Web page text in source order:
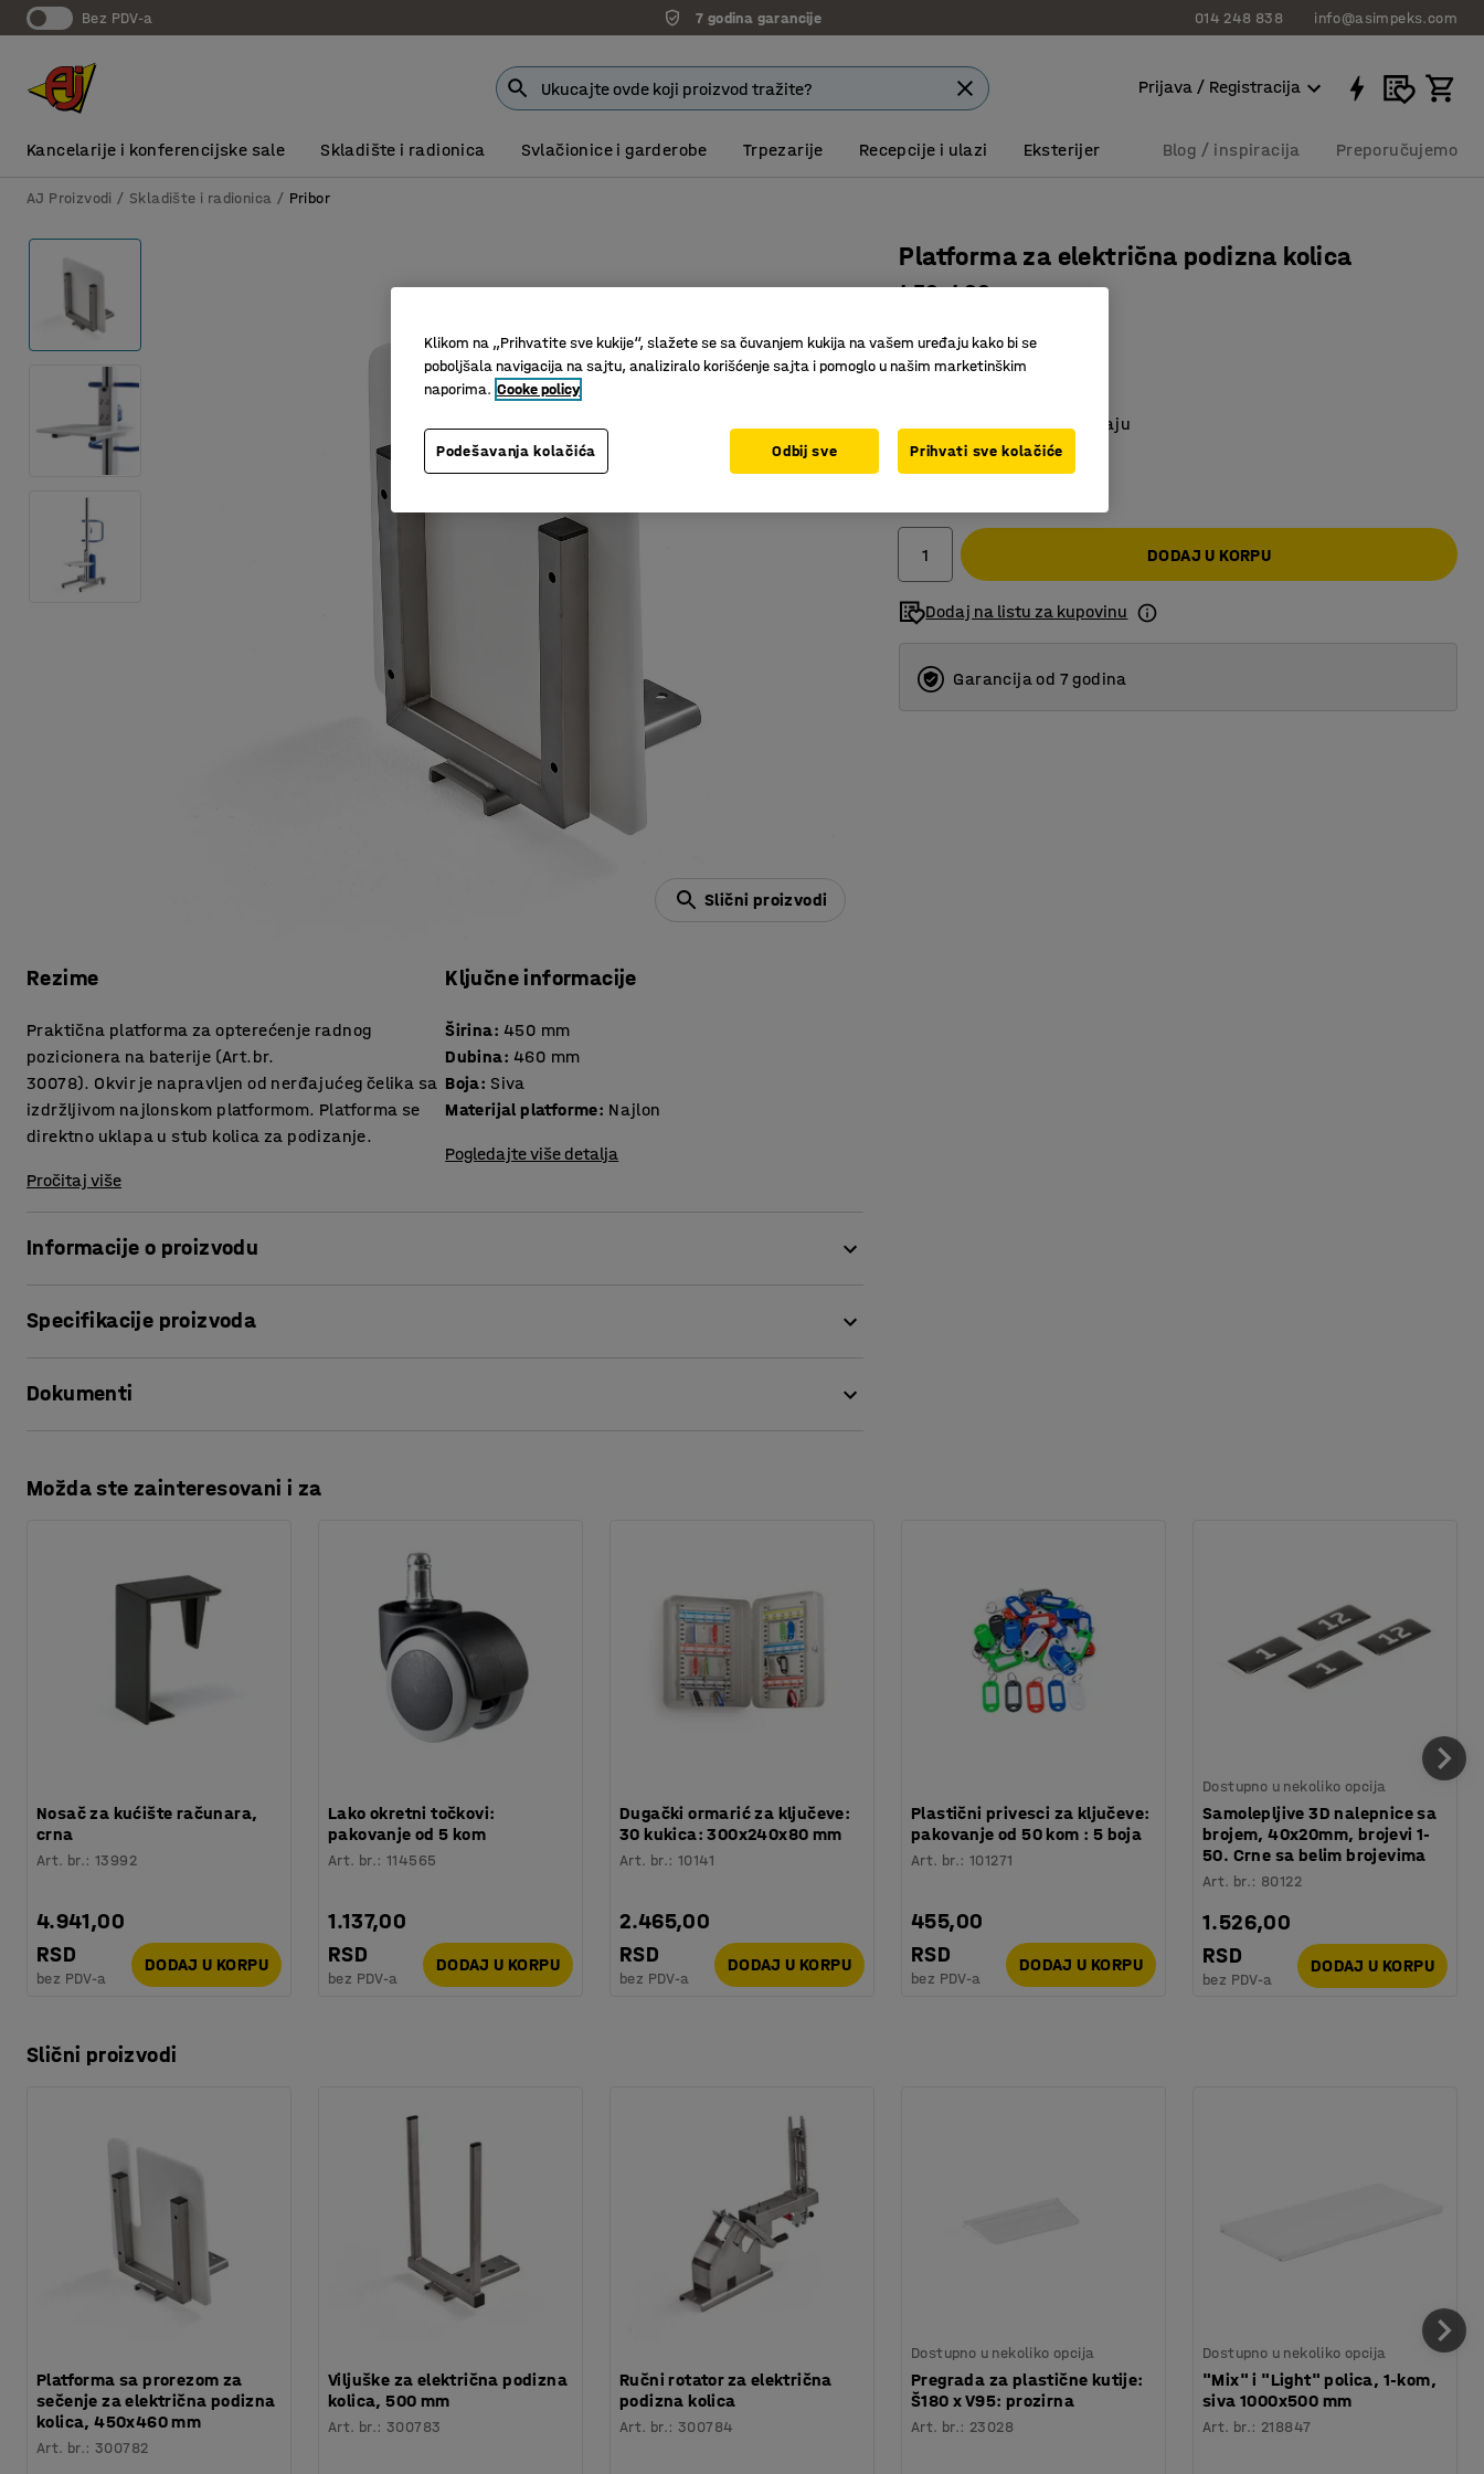
bez PDV-a 7 godina garancije 014 248 838 info@asimpeks.com
Prijava / Registracija
Kancelarije i konferencijske sale Skladište i radionica Svlačionice i garderobe Trpezarije Recepcije i ulazi Eksterijer Blog / inspiracija Preporučujemo
AJ Proizvodi Skladište i radionica Pribor
Slični proizvodi
Rezime
Praktična platforma za opterećenje radnog
pozicionera na baterije (Art.br.
30078). Okvir je napravljen od nerđajućeg čelika sa
izdržljivom najlonskom platformom. Platforma se
direktno uklapa u stub kolica za podizanje.
Pročitaj više
Ključne informacije
Širina: 450 mm
Dubina: 460 mm
Boja: Siva
Materijal platforme: Najlon
Pogledajte više detalja
Informacije o proizvodu
podizanje kolica Art.br. 30078.
Specifikacije proizvoda
Dubina: 460
Materijal stalka
:
Nerđajući čelik
Preporučen broj osoba potrebnih za montažu
Dokumenti
Preuzmite uputstva za održavanje
Platforma za električna podizna kolica
450x460 mm
Nerđajući čelik
Odgovara radnom položaju
43.615,00 RSD
DODAJ U KORPU
Dodaj na listu za kupovinu
Garancija od 7 godina
Možda ste zainteresovani i za
Nosač za kućište računara,
crna
Art. br.:13992
4.941,00
RSD
bez PDV-a
DODAJ U KORPU
Lako okretni točkovi:
pakovanje od 5 kom
Art. br.:114565
1.137,00
RSD
bez PDV-a
DODAJ U KORPU
Dugački ormarić za ključeve:
30 kukica: 300x240x80 mm
Art. br.:10141
2.465,00
RSD
bez PDV-a
DODAJ U KORPU
Plastični privesci za ključeve:
pakovanje od 50 kom : 5 boja
Art. br.:101271
455,00
RSD
bez PDV-a
DODAJ U KORPU
Dostupno u nekoliko opcija
Samolepljive 3D nalepnice sa
brojem, 40x20mm, brojevi 1-
50. Crne sa belim brojevima
Art. br.: 80122
1.526,00
RSD
bez PDV-a
DODAJ U KORPU
Slični proizvodi
Platforma sa prorezom za
sečenje za električna podizna
kolica, 450x460 mm
Art. br.:300782
Viljuške za električna podizna
kolica, 500 mm
Art. br.:300783
Ručni rotator za električna
podizna kolica
Art. br.:300784
Dostupno u nekoliko opcija
Pregrada za plastične kutije:
Š180 x V95: prozirna
Art. br.: 23028
Dostupno u nekoliko opcija
"Mix" i "Light" polica, 1-kom,
siva 1000x500 mm
Art. br.: 218847
Klikom na „Prihvatite sve kukije“, slažete se sa čuvanjem kukija na vašem uređaju kako bi se
poboljšala navigacija na sajtu, analiziralo korišćenje sajta i pomoglo u našim marketinškim
naporima. Cooke policy
Podešavanja kolačića Odbij sve Prihvati sve kolačiće